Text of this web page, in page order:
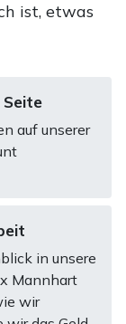
ist, etwas
auf unserer
in unsere
Mannhart
wir